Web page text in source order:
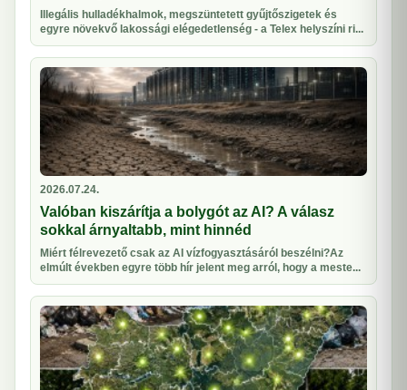
Illegális hulladékhalmok, megszüntetett gyűjtőszigetek és
egyre növekvő lakossági elégedetlenség - a Telex helyszíni ri...
2026.07.24.
Valóban kiszárítja a bolygót az AI? A válasz
sokkal árnyaltabb, mint hinnéd
Miért félrevezető csak az AI vízfogyasztásáról beszélni?Az
elmúlt években egyre több hír jelent meg arról, hogy a meste...